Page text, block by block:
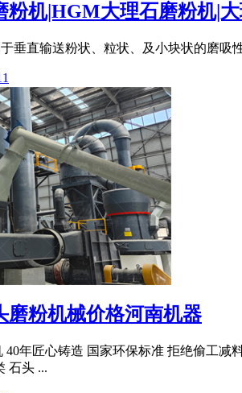
粉机|HGM大理石磨粉机|
垂直输送粉状、粒状、及小块状的磨吸
磨粉机械价格河南机器
40年匠心铸造 国家环保标准 拒绝偷工减
石头 ...